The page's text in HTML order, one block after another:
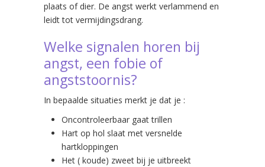
plaats of dier. De angst werkt verlammend en
leidt tot vermijdingsdrang.
Welke signalen horen bij
angst, een fobie of
angststoornis?
In bepaalde situaties merkt je dat je :
Oncontroleerbaar gaat trillen
Hart op hol slaat met versnelde
hartkloppingen
Het ( koude) zweet bij je uitbreekt